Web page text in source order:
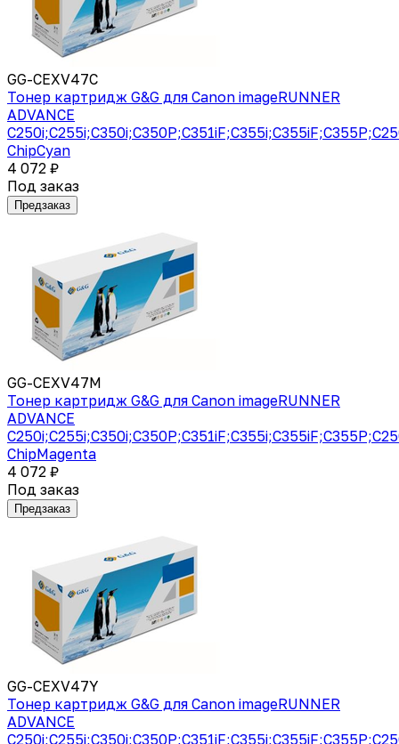
GG-CEXV47C
Тонер картридж G&G для Canon imageRUNNER
ADVANCE
ChipCyan
4 072 ₽
Под заказ
Предзаказ
GG-CEXV47M
Тонер картридж G&G для Canon imageRUNNER
ADVANCE
ChipMagenta
4 072 ₽
Под заказ
Предзаказ
GG-CEXV47Y
Тонер картридж G&G для Canon imageRUNNER
ADVANCE